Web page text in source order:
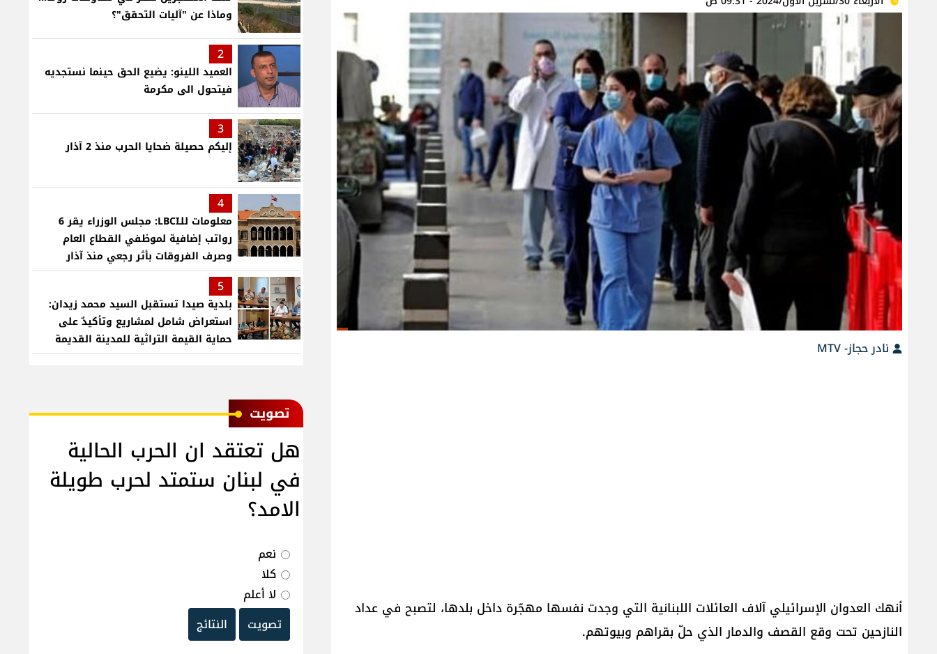
نادر حجاز- MTV
أنهك العدوان الإسرائيلي آلاف العائلات اللبنانية التي وجدت نفسها مهجّرة داخل بلدها، لتصبح في عداد
النازحين تحت وقع القصف والدمار الذي حلّ بقراهم وبيوتهم.
وماذا عن "آليات التحقق"؟
2
العميد اللينو: يضيع الحق حينما نستجديه
فيتحول الى مكرمة
3
إليكم حصيلة ضحايا الحرب منذ 2 آذار
4
معلومات للـLBCI: مجلس الوزراء يقر 6
رواتب إضافية لموظفي القطاع العام
وصرف الفروقات بأثر رجعي منذ آذار
5
بلدية صيدا تستقبل السيد محمد زيدان:
استعراض شامل لمشاريع وتأكيدٌ على
حماية القيمة التراثية للمدينة القديمة
ﺗﺼﻮﻳﺖ
هل تعتقد ان الحرب الحالية
في لبنان ستمتد لحرب طويلة
الامد؟
نعم
كلا
لا أعلم
تصويت
النتائج